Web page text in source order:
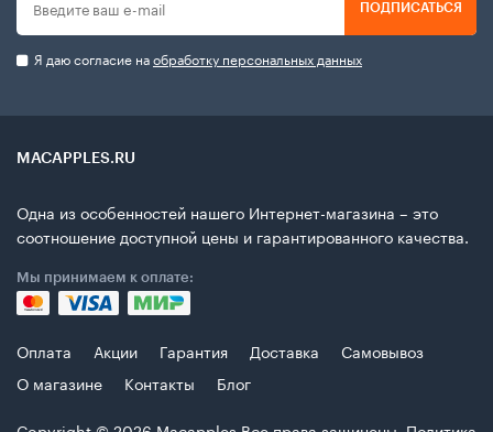
ПОДПИСАТЬСЯ
Я даю согласие наобработку персональных данных
MACAPPLES.RU
Одна из особенностей нашего Интернет-магазина – это
соотношение доступной цены и гарантированного качества.
Мы принимаем к оплате:
Оплата Акции Гарантия Доставка
Самовывоз
О магазине
Контакты
Блог